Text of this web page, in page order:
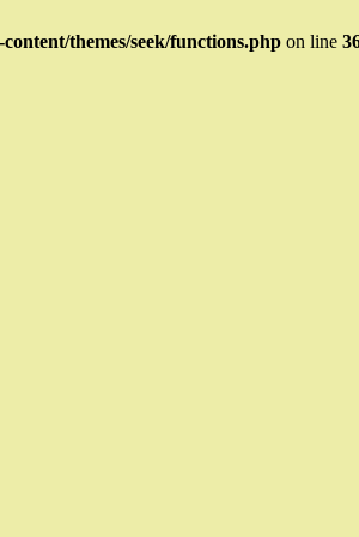
themes/seek/functions.php on line